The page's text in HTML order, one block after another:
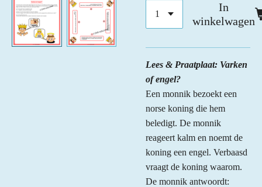
In
winkelwagen
Lees & Praatplaat: Varken
of engel?
Een monnik bezoekt een
norse koning die hem
beledigt. De monnik
reageert kalm en noemt de
koning een engel. Verbaasd
vraagt de koning waarom.
De monnik antwoordt: